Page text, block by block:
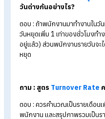
สรุป คู่มือ hr มือ
คนเป็น HR ทุกค
สำหรับ HR มือใหม่ การเข้
ง่ายขึ้น ไม่ว่าจะเป็นสูตรกา
ใช้เครื่องมือช่วยคำนวณแ
ก็จะช่วยให้งาน HR ง่ายแ